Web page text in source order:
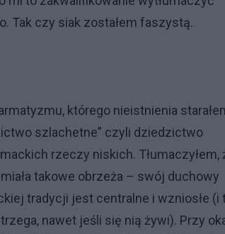
Tak czy siak zostałem faszystą.
którego nieistnienia
szlachetne” czyli dziedzictwo
rzeczy niskich. Tłumaczyłem,
takowe obrzeża – swój duchowy
tradycji jest centralne i wzniosłe (i
nawet jeśli się nią żywi). Przy